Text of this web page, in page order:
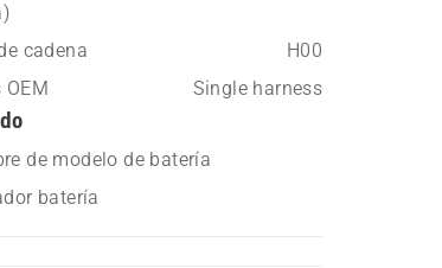
cadena
H00
OEM
Single harness
de modelo de batería
batería